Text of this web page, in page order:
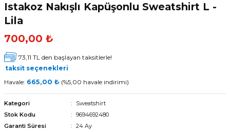
Istakoz Nakışlı Kapüşonlu Sweatshirt L -
Lila
700,00 ₺
73,11 TL den başlayan taksitlerle!
taksit seçenekleri
Havale: 665,00 ₺ (%5,00 havale indirimi)
Kategori
Sweatshirt
Stok Kodu
9694692480
Garanti Süresi
24 Ay